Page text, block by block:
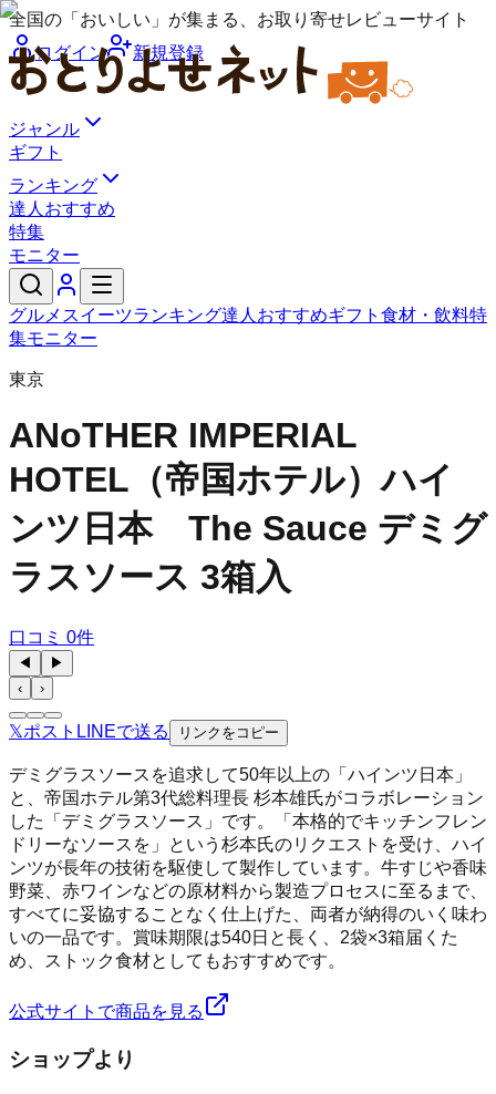
全国の「おいしい」が集まる、お取り寄せレビューサイト
ログイン
新規登録
ジャンル
ギフト
ランキング
達人おすすめ
特集
モニター
グルメ スイーツランキング達人おすすめギフト 食材・飲料特
集モニター
東京
ANoTHER IMPERIAL
HOTEL（帝国ホテル）ハイ
ンツ日本 The Sauce デミグ
ラスソース 3箱入
口コミ 0件
◀
▶
‹
›
𝕏ポスト LINEで送る リンクをコピー
デミグラスソースを追求して50年以上の「ハインツ日本」
と、帝国ホテル第3代総料理長 杉本雄氏がコラボレーション
した「デミグラスソース」です。「本格的でキッチンフレン
ドリーなソースを」という杉本氏のリクエストを受け、ハイ
ンツが長年の技術を駆使して製作しています。牛すじや香味
野菜、赤ワインなどの原材料から製造プロセスに至るまで、
すべてに妥協することなく仕上げた、両者が納得のいく味わ
いの一品です。賞味期限は540日と長く、2袋×3箱届くた
め、ストック食材としてもおすすめです。
公式サイトで商品を見る
ショップより